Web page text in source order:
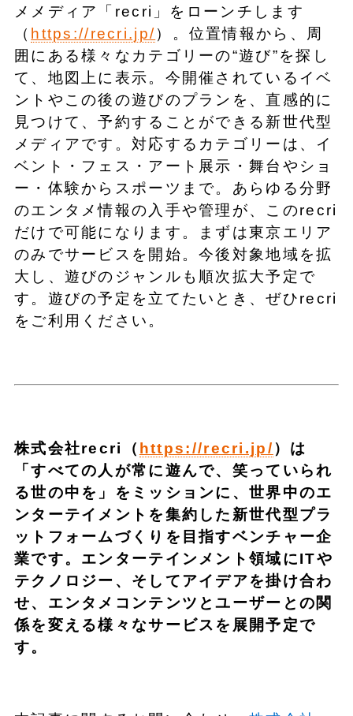
メメディア「recri」をローンチします
（ https://recri.jp/）。位置情報から、周
囲にある様々なカテゴリーの“遊び”を探し
て、地図上に表示。今開催されているイベ
ントやこの後の遊びのプランを、直感的に
見つけて、予約することができる新世代型
メディアです。対応するカテゴリーは、イ
ベント・フェス・アート展示・舞台やショ
ー・体験からスポーツまで。あらゆる分野
のエンタメ情報の入手や管理が、このrecri
だけで可能になります。まずは東京エリア
のみでサービスを開始。今後対象地域を拡
大し、遊びのジャンルも順次拡大予定で
す。遊びの予定を立てたいとき、ぜひrecri
をご利用ください。
株式会社recri（ https://recri.jp/ ）は
「すべての人が常に遊んで、笑っていられ
る世の中を」をミッションに、世界中のエ
ンターテイメントを集約した新世代型プラ
ットフォームづくりを目指すベンチャー企
業です。エンターテインメント領域にITや
テクノロジー、そしてアイデアを掛け合わ
せ、エンタメコンテンツとユーザーとの関
係を変える様々なサービスを展開予定で
す。